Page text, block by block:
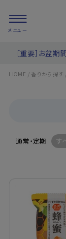
［重要］お盆
HOME / 香りから探す
通常・定期 す